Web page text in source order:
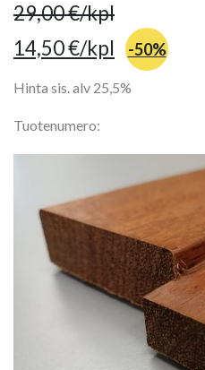
29,00€/kpl
14,50€/kpl -50%
Hinta sis. alv 25,5%
Tuotenumero: